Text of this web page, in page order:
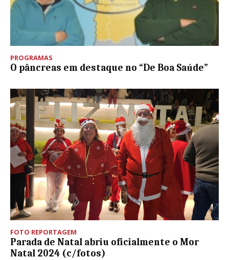
PROGRAMAS
O pâncreas em destaque no “De Boa Saúde”
FOTO REPORTAGEM
Parada de Natal abriu oficialmente o Mor
Natal 2024 (c/fotos)